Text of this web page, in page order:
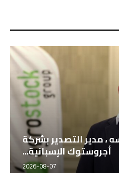
، مدير التصدير بشركة
أجروستوك الإسبانية...
2026-08-07